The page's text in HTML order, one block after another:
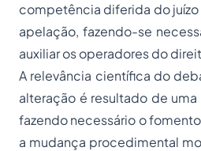
competência diferida do
apelação, fazendo-se
auxiliar os operadores do
A relevância científica do
alteração é resultado de
fazendo necessário o
a mudança procedimental